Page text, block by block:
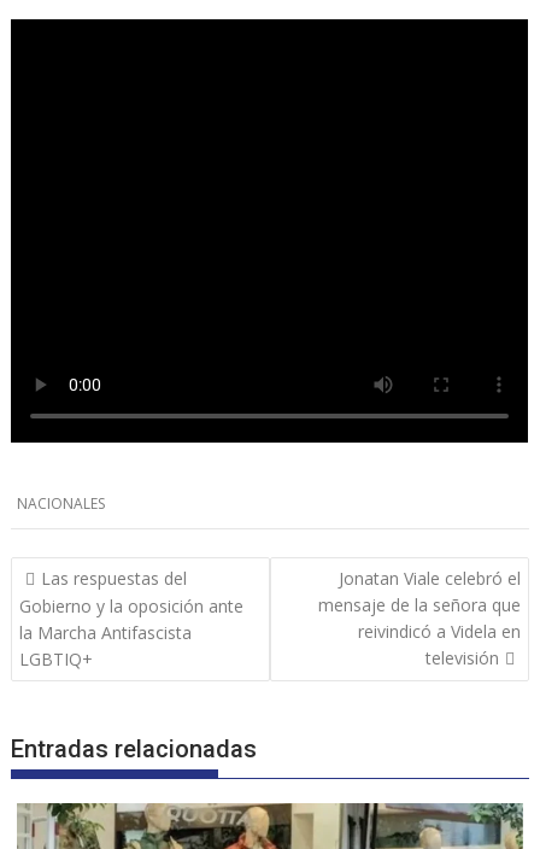
NACIONALES
Navegación
de
entradas
Las respuestas del
Gobierno y la oposición ante
la Marcha Antifascista
LGBTIQ+
Jonatan Viale celebró el
mensaje de la señora que
reivindicó a Videla en
televisión
Entradas relacionadas